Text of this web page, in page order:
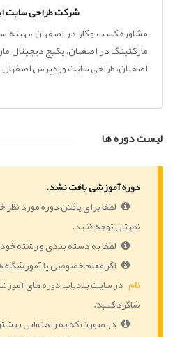
شرکت طراحی سایت
مشاوره کسب و کار در اصفهان
مارکتینگ در اصفهان، پکیج دیجیتال
اصفهان، طراحی سایت وردپرس اصفهان
لیست دوره ها
دوره آموزشی یافت نشد.
لطفا برای یافتن دوره مورد
نظرتان توجه کنید.
لطفا به دسته بندی و رشته
اگر معلم خصوصی یا آموزشگاه
نام در سایت بلدیاب دوره های
شاگرد کنید.
در صورت که به راهنمایی